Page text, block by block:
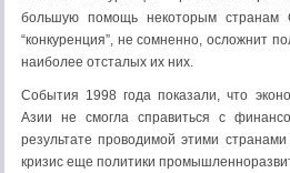
большую помощь некоторым
“конкуренция”, не сомненно, осложнит
наиболее отсталых их них.
События 1998 года показали, что
Азии не смогла справиться с
результате проводимой этими
кризис еще политики